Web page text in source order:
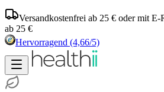
Versandkostenfrei ab 25 € oder mit E-
ab 25 €
Hervorragend (4,66/5)